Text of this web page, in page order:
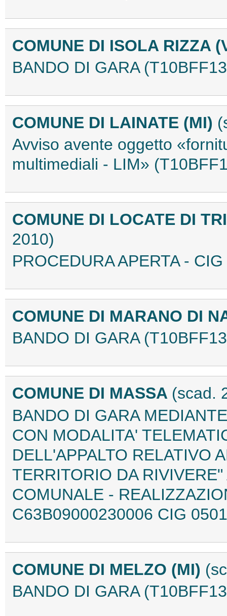
COMUNE DI ISOLA RIZZA
BANDO DI GARA
COMUNE DI LAINATE (MI)
Avviso avente oggetto
multimediali - LIM»
COMUNE DI LOCATE DI
2010)
PROCEDURA APERTA -
COMUNE DI MARANO DI
BANDO DI GARA
COMUNE DI MASSA (scad.
BANDO DI GARA
CON MODALITA'
DELL'APPALTO RELATIVO
TERRITORIO DA
COMUNALE -
C63B09000230006 CIG
COMUNE DI MELZO (MI)
BANDO DI GARA